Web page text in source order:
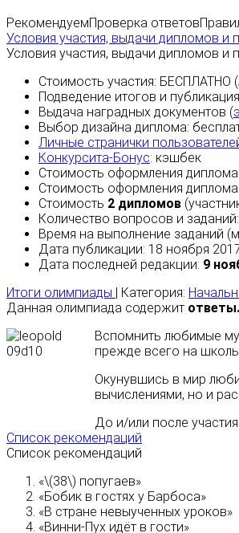
РекомендуемПроверка ответов
Условия участия, выдачи дипломов и
Условия участия, выдачи дипломов и
Стоимость участия: БЕСПЛАТНО (
Подведение итогов и
Выдача наградных документов (
Выбор дизайна диплома:
Личные странички
Конкурсита-Бонус: кэшбек
Стоимость оформления диплома
Стоимость оформления диплома
Стоимость 2 дипломов
Количество вопросов и заданий:
Время на выполнение заданий
Дата публикации: 18 ноября
Дата последней редакции: 9
Итоги олимпиады
| Категория:
Данная олимпиада содержит ответы.
Вспомнить любимые
прежде всего на
Окунувшись в мир
вычислениями, но и
До и/или после
Список рекомендаций
Список рекомендаций
«\(38\) попугаев»
«Бобик в гостях у Барбоса»
«В стране невыученных уроков»
«Винни-Пух идёт в гости»